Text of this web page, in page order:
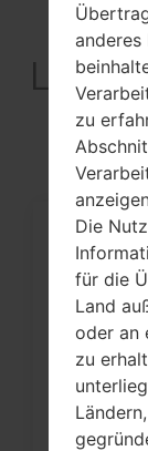
anderes
zu
Die
für die
Land
oder an
zu